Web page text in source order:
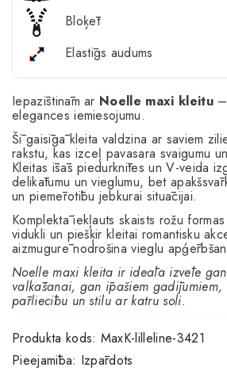
Bloķēt
Elastīgs audums
Iepazīstinām ar Noelle maxi kleitu–
elegances iemiesojumu.
Šī gaisīgā kleita valdzina ar saviem
rakstu, kas izceļ pavasara svaigumu
Kleitas īsās piedurknītes un V-veida
delikātumu un vieglumu, bet
un piemērotību jebkurai situācijai.
Komplektā iekļauts skaists rožu
vidukli un piešķir kleitai romantisku
aizmugurē nodrošina vieglu
Noelle maxi kleita ir ideāla izvēle
valkāšanai, gan īpašiem
pārliecību un stilu ar katru soli.
Produkta kods: MaxK-lilleline-3421
Pieejamība: Izpārdots